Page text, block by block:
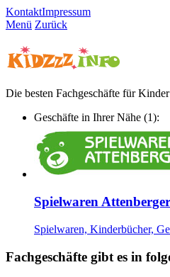
KontaktImpressum
Menü Zurück
Die besten Fachgeschäfte für
Geschäfte in Ihrer Nähe (1):
Spielwaren Attenberger
Spielwaren, Kinderbücher,
Fachgeschäfte gibt es in